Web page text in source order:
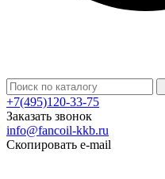
+7(495)120-33-75
Заказать звонок
info@fancoil-kkb.ru
Скопировать e-mail